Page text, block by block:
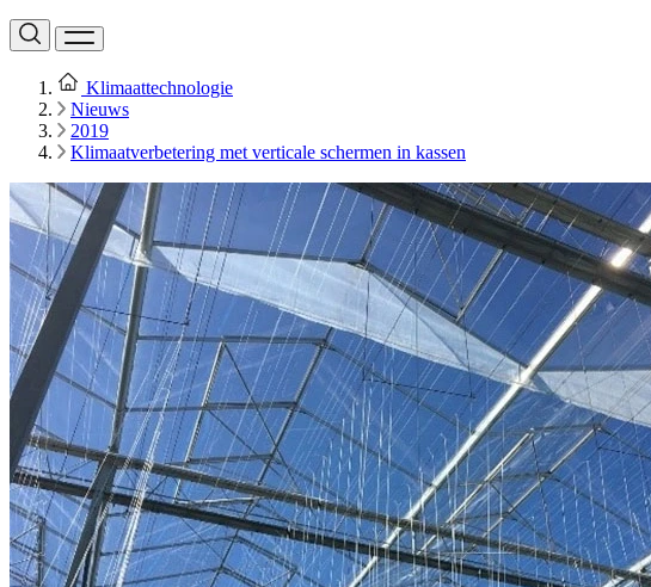
Klimaattechnologie
Nieuws
2019
Klimaatverbetering met verticale schermen in kassen